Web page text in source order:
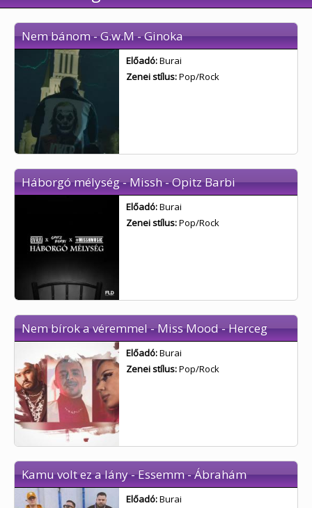
Nem bánom - G.w.M - Ginoka
Előadó:Burai
Zenei stílus:Pop/Rock
Háborgó mélység - Missh - Opitz Barbi
Előadó:Burai
Zenei stílus:Pop/Rock
Nem bírok a véremmel - Miss Mood - Herceg
Előadó:Burai
Zenei stílus:Pop/Rock
Kamu volt ez a lány - Essemm - Ábrahám
Előadó:Burai